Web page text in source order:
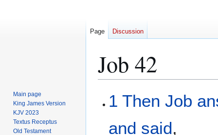
Job 42
toto
1 Then Job
and said,
Page Discussion
Main page
King James Version
KJV 2023
Textus Receptus
Old Testament